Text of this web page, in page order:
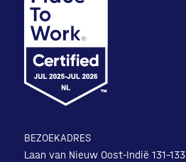
BEZOEKADRES
Laan van Nieuw Oost-Indië 131-133